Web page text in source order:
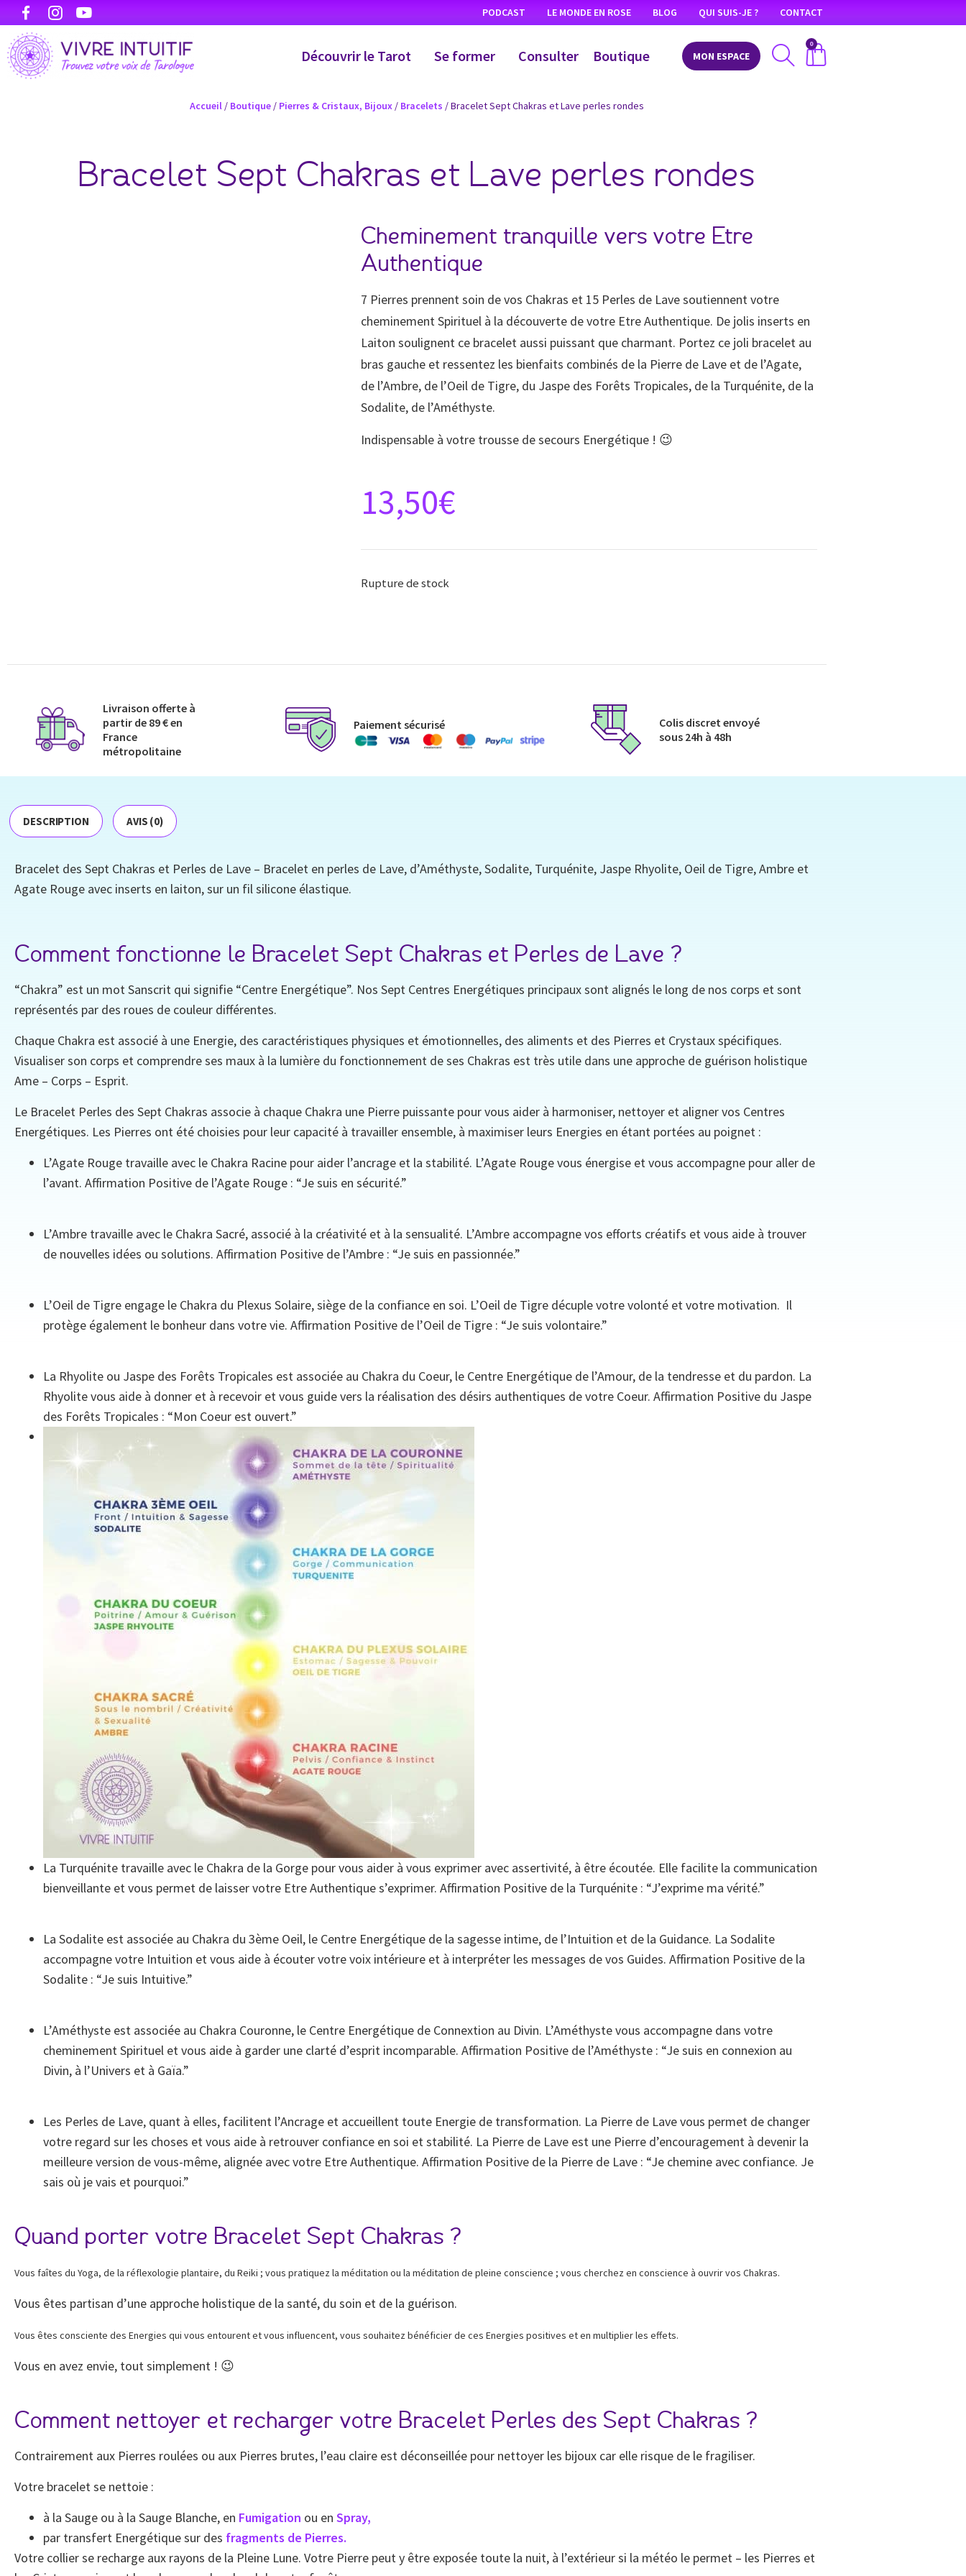
PODCAST LE MONDE EN ROSE BLOG QUI SUIS-JE ? CONTACT
Découvrir le Tarot Se former Consulter Boutique MON ESPACE
0
Accueil / Boutique / Pierres & Cristaux, Bijoux / Bracelets / Bracelet Sept Chakras et Lave perles rondes
Bracelet Sept Chakras et Lave perles rondes
Cheminement tranquille vers votre Etre
Authentique
7 Pierres prennent soin de vos Chakras et 15 Perles de Lave soutiennent votre
cheminement Spirituel à la découverte de votre Etre Authentique. De jolis inserts en
Laiton soulignent ce bracelet aussi puissant que charmant. Portez ce joli bracelet au
bras gauche et ressentez les bienfaits combinés de la Pierre de Lave et de l’Agate,
de l’Ambre, de l’Oeil de Tigre, du Jaspe des Forêts Tropicales, de la Turquénite, de la
Sodalite, de l’Améthyste.
Indispensable à votre trousse de secours Energétique ! 😉
13,50€
Rupture de stock
Livraison offerte à
partir de 89 € en
France
métropolitaine​
Paiement sécurisé
Colis discret envoyé​
sous 24h à 48h​
DESCRIPTION AVIS (0)
Bracelet des Sept Chakras et Perles de Lave – Bracelet en perles de Lave, d’Améthyste, Sodalite, Turquénite, Jaspe Rhyolite, Oeil de Tigre, Ambre et
Agate Rouge avec inserts en laiton, sur un fil silicone élastique.
Comment fonctionne le Bracelet Sept Chakras et Perles de Lave ?
“Chakra” est un mot Sanscrit qui signifie “Centre Energétique”. Nos Sept Centres Energétiques principaux sont alignés le long de nos corps et sont
représentés par des roues de couleur différentes.
Chaque Chakra est associé à une Energie, des caractéristiques physiques et émotionnelles, des aliments et des Pierres et Crystaux spécifiques.
Visualiser son corps et comprendre ses maux à la lumière du fonctionnement de ses Chakras est très utile dans une approche de guérison holistique
Ame – Corps – Esprit.
Le Bracelet Perles des Sept Chakras associe à chaque Chakra une Pierre puissante pour vous aider à harmoniser, nettoyer et aligner vos Centres
Energétiques. Les Pierres ont été choisies pour leur capacité à travailler ensemble, à maximiser leurs Energies en étant portées au poignet :
L’Agate Rouge travaille avec le Chakra Racine pour aider l’ancrage et la stabilité. L’Agate Rouge vous énergise et vous accompagne pour aller de
l’avant. Affirmation Positive de l’Agate Rouge : “Je suis en sécurité.”
L’Ambre travaille avec le Chakra Sacré, associé à la créativité et à la sensualité. L’Ambre accompagne vos efforts créatifs et vous aide à trouver
de nouvelles idées ou solutions. Affirmation Positive de l’Ambre : “Je suis en passionnée.”
L’Oeil de Tigre engage le Chakra du Plexus Solaire, siège de la confiance en soi. L’Oeil de Tigre décuple votre volonté et votre motivation. Il
protège également le bonheur dans votre vie. Affirmation Positive de l’Oeil de Tigre : “Je suis volontaire.”
La Rhyolite ou Jaspe des Forêts Tropicales est associée au Chakra du Coeur, le Centre Energétique de l’Amour, de la tendresse et du pardon. La
Rhyolite vous aide à donner et à recevoir et vous guide vers la réalisation des désirs authentiques de votre Coeur. Affirmation Positive du Jaspe
des Forêts Tropicales : “Mon Coeur est ouvert.”
La Turquénite travaille avec le Chakra de la Gorge pour vous aider à vous exprimer avec assertivité, à être écoutée. Elle facilite la communication
bienveillante et vous permet de laisser votre Etre Authentique s’exprimer. Affirmation Positive de la Turquénite : “J’exprime ma vérité.”
La Sodalite est associée au Chakra du 3ème Oeil, le Centre Energétique de la sagesse intime, de l’Intuition et de la Guidance. La Sodalite
accompagne votre Intuition et vous aide à écouter votre voix intérieure et à interpréter les messages de vos Guides. Affirmation Positive de la
Sodalite : “Je suis Intuitive.”
L’Améthyste est associée au Chakra Couronne, le Centre Energétique de Connextion au Divin. L’Améthyste vous accompagne dans votre
cheminement Spirituel et vous aide à garder une clarté d’esprit incomparable. Affirmation Positive de l’Améthyste : “Je suis en connexion au
Divin, à l’Univers et à Gaïa.”
Les Perles de Lave, quant à elles, facilitent l’Ancrage et accueillent toute Energie de transformation. La Pierre de Lave vous permet de changer
votre regard sur les choses et vous aide à retrouver confiance en soi et stabilité. La Pierre de Lave est une Pierre d’encouragement à devenir la
meilleure version de vous-même, alignée avec votre Etre Authentique. Affirmation Positive de la Pierre de Lave : “Je chemine avec confiance. Je
sais où je vais et pourquoi.”
Quand porter votre Bracelet Sept Chakras ?
Vous faîtes du Yoga, de la réflexologie plantaire, du Reiki ; vous pratiquez la méditation ou la méditation de pleine conscience ; vous cherchez en conscience à ouvrir vos Chakras.
Vous êtes partisan d’une approche holistique de la santé, du soin et de la guérison.
Vous êtes consciente des Energies qui vous entourent et vous influencent, vous souhaitez bénéficier de ces Energies positives et en multiplier les effets.
Vous en avez envie, tout simplement ! 😉
Comment nettoyer et recharger votre Bracelet Perles des Sept Chakras ?
Contrairement aux Pierres roulées ou aux Pierres brutes, l’eau claire est déconseillée pour nettoyer les bijoux car elle risque de le fragiliser.
Votre bracelet se nettoie :
à la Sauge ou à la Sauge Blanche, en Fumigation ou en Spray,
par transfert Energétique sur des fragments de Pierres.
Votre collier se recharge aux rayons de la Pleine Lune. Votre Pierre peut y être exposée toute la nuit, à l’extérieur si la météo le permet – les Pierres et